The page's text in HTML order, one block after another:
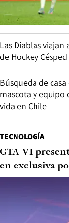
Las Diablas viajan
de Hockey Césped
Búsqueda de
mascota y equipo
vida en Chile
TECNOLOGÍA
GTA VI
en exclusiva